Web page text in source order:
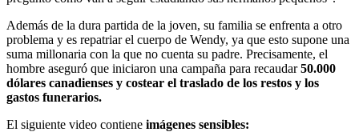
Además de la dura partida de la joven, su familia se enfrenta a otro
problema y es repatriar el cuerpo de Wendy, ya que esto supone una
suma millonaria con la que no cuenta su padre. Precisamente, el
hombre aseguró que iniciaron una campaña para recaudar50.000
dólares canadienses y costear el traslado de los restos y los
gastos funerarios.
El siguiente video contiene imágenes sensibles: